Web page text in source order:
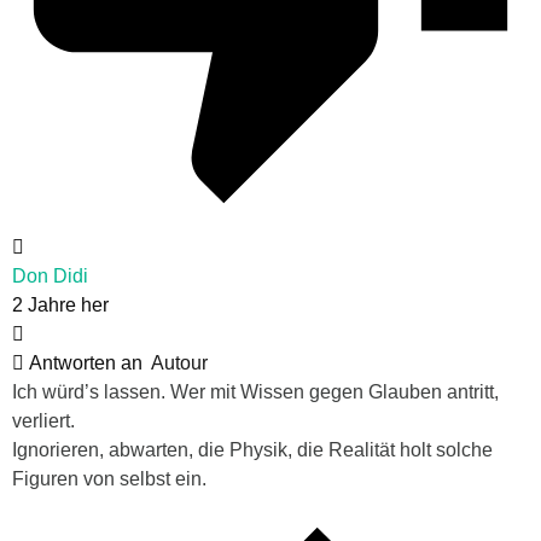
Don Didi
2 Jahre her
Antworten an Autour
Ich würd’s lassen. Wer mit Wissen gegen Glauben antritt,
verliert.
Ignorieren, abwarten, die Physik, die Realität holt solche
Figuren von selbst ein.